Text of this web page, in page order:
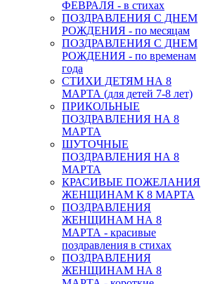
ФЕВРАЛЯ - в стихах
ПОЗДРАВЛЕНИЯ С ДНЕМ
РОЖДЕНИЯ - по месяцам
ПОЗДРАВЛЕНИЯ С ДНЕМ
РОЖДЕНИЯ - по временам
года
СТИХИ ДЕТЯМ НА 8
МАРТА (для детей 7-8 лет)
ПРИКОЛЬНЫЕ
ПОЗДРАВЛЕНИЯ НА 8
МАРТА
ШУТОЧНЫЕ
ПОЗДРАВЛЕНИЯ НА 8
МАРТА
КРАСИВЫЕ ПОЖЕЛАНИЯ
ЖЕНЩИНАМ К 8 МАРТА
ПОЗДРАВЛЕНИЯ
ЖЕНЩИНАМ НА 8
МАРТА - красивые
поздравления в стихах
ПОЗДРАВЛЕНИЯ
ЖЕНЩИНАМ НА 8